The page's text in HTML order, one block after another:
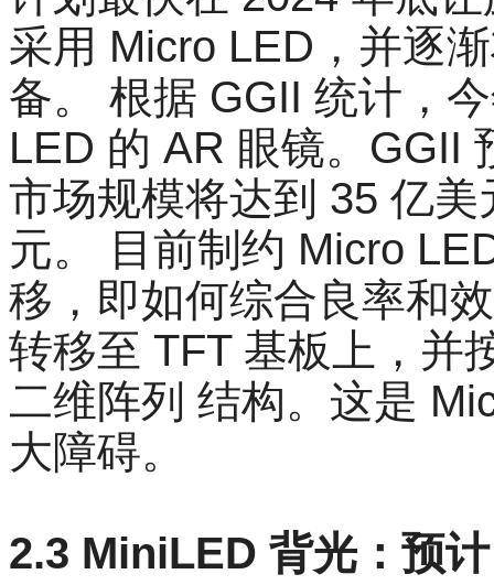
采用 Micro LED，并逐
备。 根据 GGII 统计，
LED 的 AR 眼镜。GGII
市场规模将达到 35 亿
元。 目前制约 Micro
移，即如何综合良率和
转移至 TFT 基板上，并
二维阵列 结构。这是
大障碍。
2.3 MiniLED 背光：预